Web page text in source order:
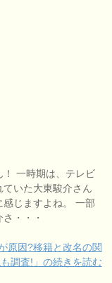
一時期は、テレビ
いた大東駿介さん
じますよね。 一部
・・・
原因?移籍と改名の関
調査!」の続きを読む